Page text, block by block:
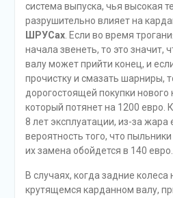
система выпуска, чья высокая
разрушительно влияет на
ШРУСах. Если во время
начала звенеть, то это значит,
валу может прийти конец, и
прочистку и смазать шарниры,
дорогостоящей покупки нового
который потянет на 1200 евро.
8 лет эксплуатации, из-за жара
вероятность того, что
их замена обойдется в 140 евро.
В случаях, когда задние колеса
крутящемся карданном валу,